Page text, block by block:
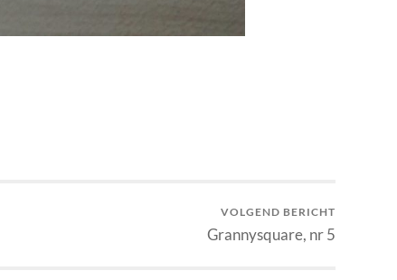
VOLGEND BERICHT
Grannysquare, nr 5